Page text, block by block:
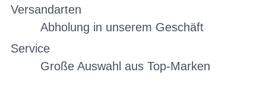
Versandarten
Abholung in unserem Geschäft
Service
Große Auswahl aus Top-Marken